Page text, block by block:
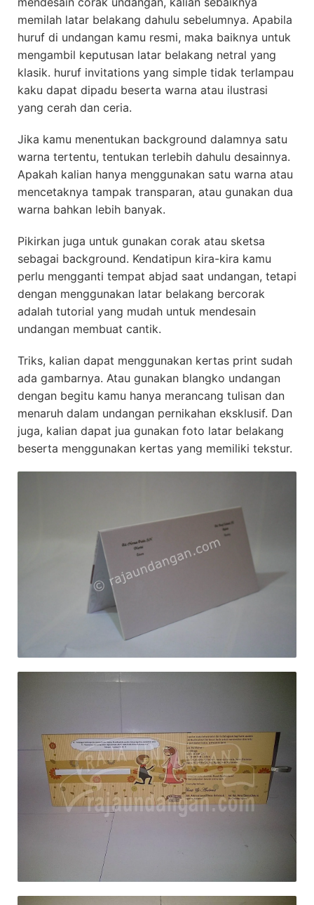
memilah latar belakang dahulu sebelumnya. Apabila
huruf di undangan kamu resmi, maka baiknya untuk
mengambil keputusan latar belakang netral yang
klasik. huruf invitations yang simple tidak terlampau
kaku dapat dipadu beserta warna atau ilustrasi
yang cerah dan ceria.
Jika kamu menentukan background dalamnya satu
warna tertentu, tentukan terlebih dahulu desainnya.
Apakah kalian hanya menggunakan satu warna atau
mencetaknya tampak transparan, atau gunakan dua
warna bahkan lebih banyak.
Pikirkan juga untuk gunakan corak atau sketsa
sebagai background. Kendatipun kira-kira kamu
perlu mengganti tempat abjad saat undangan, tetapi
dengan menggunakan latar belakang bercorak
adalah tutorial yang mudah untuk mendesain
undangan membuat cantik.
Triks, kalian dapat menggunakan kertas print sudah
ada gambarnya. Atau gunakan blangko undangan
dengan begitu kamu hanya merancang tulisan dan
menaruh dalam undangan pernikahan eksklusif. Dan
juga, kalian dapat jua gunakan foto latar belakang
beserta menggunakan kertas yang memiliki tekstur.